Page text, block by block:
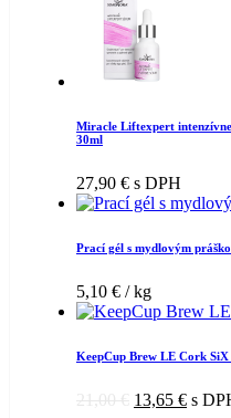
Miracle Liftexpert
30ml
27,90 € s DPH
Prací gél s mydlovým
5,10 € / kg
KeepCup Brew LE Cork
13,65 € s